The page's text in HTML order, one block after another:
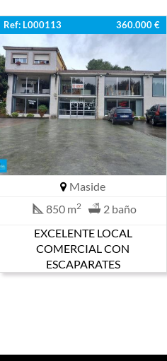
Ref: L000113 360.000 €
Maside
850 m2
2 baño
EXCELENTE LOCAL
COMERCIAL CON
ESCAPARATES